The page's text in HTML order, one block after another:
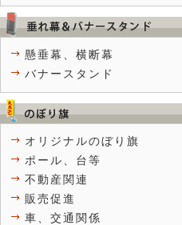
懸垂幕、横断幕
バナースタンド
オリジナルのぼり旗
ポール、台等
不動産関連
販売促進
車、交通関係